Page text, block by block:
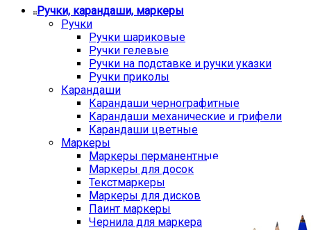
Ручки, карандаши, маркеры
Ручки
Ручки шариковые
Ручки гелевые
Ручки на подставке и ручки указки
Ручки приколы
Карандаши
Карандаши чернографитные
Карандаши механические и грифели
Карандаши цветные
Маркеры
Маркеры перманентные
Маркеры для досок
Текстмаркеры
Маркеры для дисков
Паинт маркеры
Чернила для маркера